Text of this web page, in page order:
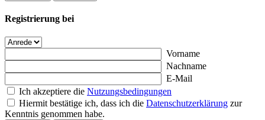
Registrierung bei
Vorname
Nachname
E-Mail
Ich akzeptiere die Nutzungsbedingungen
Hiermit bestätige ich, dass ich die Datenschutzerklärung zur
Kenntnis genommen habe.